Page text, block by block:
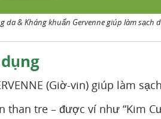
da & Kháng khuẩn Gervenne giúp làm
(Giờ-vin) giúp làm
than tre – được ví như “Kim